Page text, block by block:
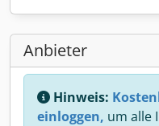
Anbieter
Hinweis:
einloggen, um alle